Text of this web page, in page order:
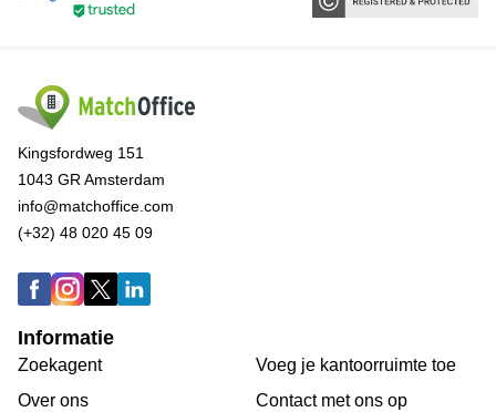
Kingsfordweg 151
1043 GR Amsterdam
info@matchoffice.com
(+32) 48 020 45 09
Informatie
Zoekagent
Over ons
Voeg je kantoorruimte toe
Сontact met ons op